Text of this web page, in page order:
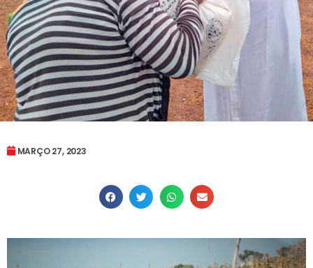
MARÇO 27, 2023